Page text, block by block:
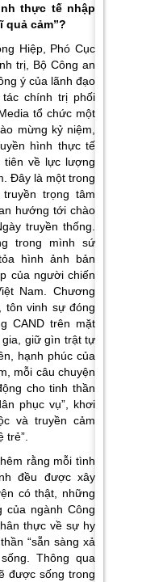
thực tế nhập
quả cảm”?
Hiệp, Phó Cục
trị, Bộ Công an
ý của lãnh đạo
chính trị phối
tổ chức một
mừng kỷ niệm,
hình thực tế
tiên về lực lượng
Đây là một trong
trọng tâm
hướng tới chào
truyền thống.
trong mình sứ
hình ảnh bản
của người chiến
Nam. Chương
tôn vinh sự đóng
CAND trên mặt
giữ gìn trật tự
hạnh phúc của
mỗi câu chuyện
cho tinh thần
phục vụ”, khơi
và truyền cảm
trẻ”.
rằng mỗi tình
đều được xây
có thật, những
của ngành Công
thực về sự hy
“sẵn sàng xả
Thông qua
được sống trong